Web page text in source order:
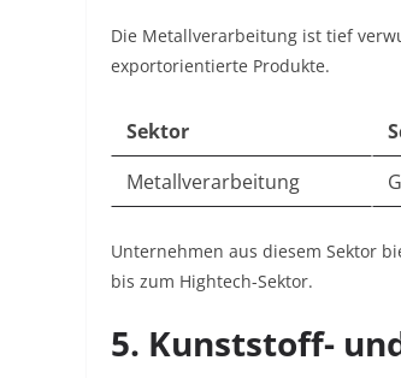
Die Metallverarbeitung ist tief
exportorientierte Produkte.
Sektor
Metallverarbeitung
Unternehmen aus diesem Sektor
bis zum Hightech-Sektor.
5. Kunststoff-